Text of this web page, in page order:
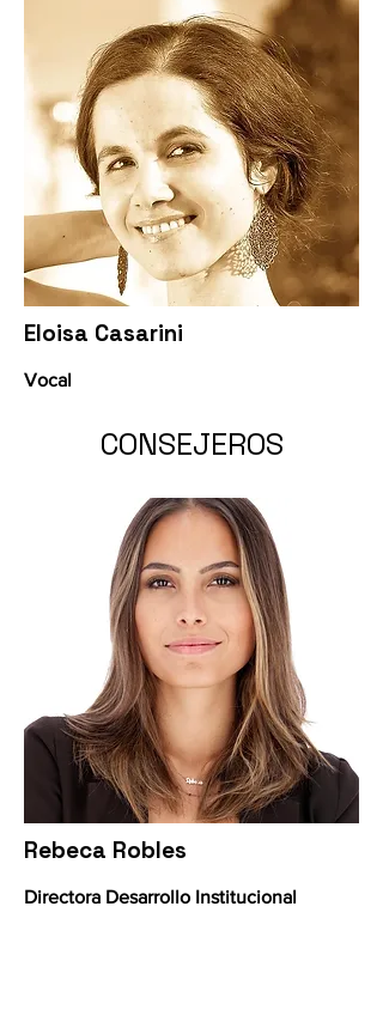
Eloisa Casarini
Vocal
Rebeca Robles
Directora Desarrollo Institucional
CONSEJEROS